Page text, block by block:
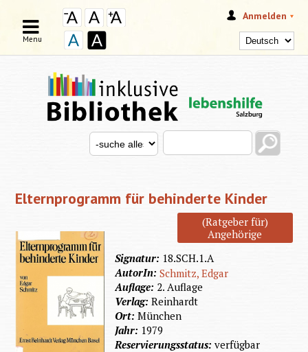
Anmelden
SUCHFORMULAR
Search this site
Search for
Menu
Elternprogramm für behinderte Kinder
(Ratgeber für)
Angehörige
Signatur: 18.SCH.1.A
AutorIn:Schmitz, Edgar
Auflage: 2. Auflage
Verlag:Reinhardt
Ort:München
Jahr: 1979
Reservierungsstatus:verfügbar